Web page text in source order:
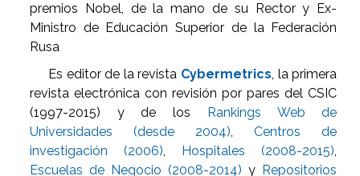
premios Nobel, de la mano de su Rector y Ex-
Ministro de Educación Superior de la Federación
Rusa
Es editor de la revista Cybermetrics, la primera
revista electrónica con revisión por pares del CSIC
(1997-2015) y de los
Rankings Web de
Universidades (desde 2004),Centros de
investigación (2006), Hospitales (2008-2015),
Escuelas de Negocio (2008-2014) y Repositorios